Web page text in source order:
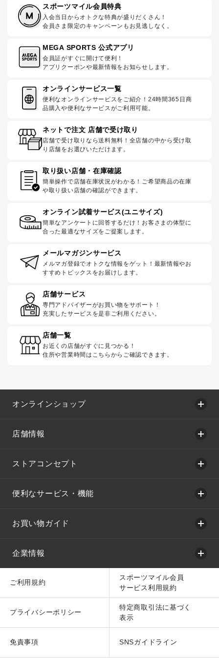
スポーツマイル会員特典
入会当日からオトクな特典が盛りだくさん！
会員さま限定のキャンペーンもお見逃しなく。
MEGA SPORTS 公式アプリ
会員証がすぐに開けて便利！
アプリクーポンや最新情報をお知らせします。
オンラインサービス一覧
便利なオンラインサービスをご紹介！24時間365日商
品購入や便利なサービスがご利用可能。
ネットで注文 店舗で受け取り
店舗で受け取りなら送料無料！全店舗の中から受け取
り店舗をお選びいただけます。
取り扱い店舗・在庫確認
簡単操作で店舗在庫状況がわかる！ご希望商品の在庫
や取り扱い店舗の確認ができます。
オンライン試着サービス(ユニサイズ)
簡単なアンケートに回答するだけ！お客さまの体型に
合った最適なサイズをご提案します。
メールマガジンサービス
メルマガ登録でオトクな情報をゲット！最新情報やお
すすめトピックスをお届けします。
店舗サービス
専門アドバイザーがお買い物をサポート！
充実したサービスを是非ご利用ください。
店舗一覧
お近くの店舗がすぐに見つかる！
住所や営業時間はこちらからご確認できます。
オンラインショップ
店舗情報
ストアコンセプト
便利なサービス・機能
お買い物ガイド
企業情報
ご利用規約
スポーツマイル会員
サービス利用規約
プライバシーポリシー
特定商取引法に基づく
表示
免責事項 SNSガイドライン